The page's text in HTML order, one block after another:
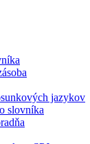
jazykov
slovníka